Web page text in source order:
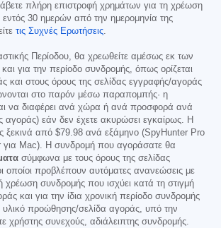
πλήρη επιστροφή χρημάτων για τη χρέωση
εντός 30 ημερών από την ημερομηνία της
τις Συχνές Ερωτήσεις.
Περίοδου, θα χρεωθείτε αμέσως εκ των
για την περίοδο συνδρομής, όπως ορίζεται
και στους όρους της σελίδας εγγραφής/αγοράς
στο παρόν μέσω παραπομπής· η
να διαφέρει ανά χώρα ή ανά προσφορά ανά
αγοράς) εάν δεν έχετε ακυρώσει εγκαίρως. Η
ξεκινά από $79.98 ανά εξάμηνο (SpyHunter Pro
για Mac). Η συνδρομή που αγοράσατε θα
σύμφωνα με τους όρους της σελίδας
οποίοι προβλέπουν αυτόματες ανανεώσεις με
χρέωση συνδρομής που ισχύει κατά τη στιγμή
και για την ίδια χρονική περίοδο συνδρομής
υλικό προώθησης/σελίδα αγοράς, υπό την
χρήστης συνεχούς, αδιάλειπτης συνδρομής.